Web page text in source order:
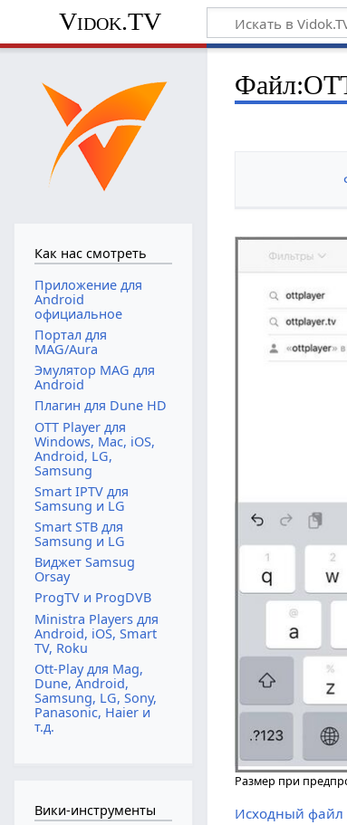
Vidok.TV
Размер при
Исходный файл
Как нас смотреть
Приложение для
Android
официальное
Портал для
MAG/Aura
Эмулятор MAG для
Android
Плагин для Dune HD
OTT Player для
Windows, Mac, iOS,
Android, LG,
Samsung
Smart IPTV для
Samsung и LG
Smart STB для
Samsung и LG
Виджет Samsug
Orsay
ProgTV и ProgDVB
Ministra Players для
Android, iOS, Smart
TV, Roku
Ott-Play для Mag,
Dune, Android,
Samsung, LG, Sony,
Panasonic, Haier и
т.д.
Вики-инструменты